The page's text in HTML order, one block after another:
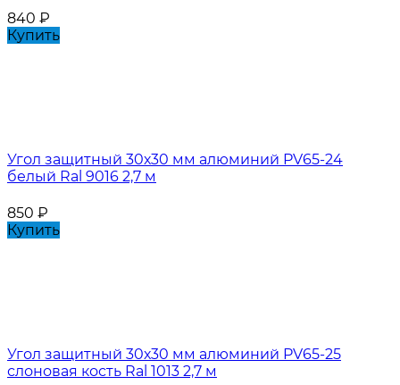
840 ₽
Купить
Угол защитный 30х30 мм алюминий PV65-24
белый Ral 9016 2,7 м
850 ₽
Купить
Угол защитный 30х30 мм алюминий PV65-25
слоновая кость Ral 1013 2,7 м